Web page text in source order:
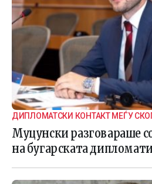
ДИПЛОМАТСКИ КОНТАКТ МЕЃУ
Муцунски разговараше
на бугарската